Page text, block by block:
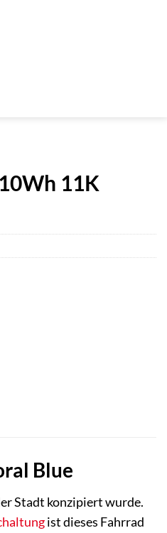
11K
Blue
Stadt konzipiert wurde.
ist dieses Fahrrad